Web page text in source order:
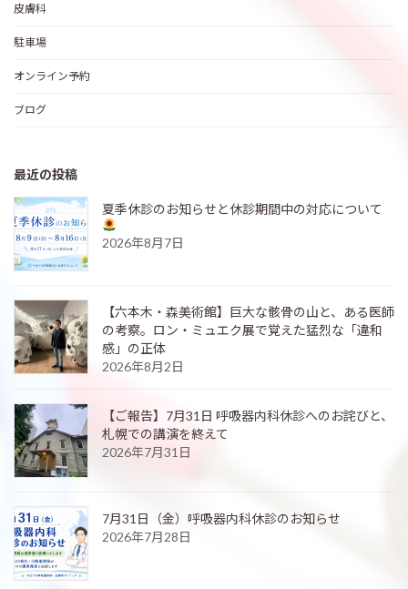
皮膚科
駐車場
オンライン予約
ブログ
最近の投稿
夏季休診のお知らせと休診期間中の対応について
2026年8月7日
【六本木・森美術館】巨大な骸骨の山と、ある医師
の考察。ロン・ミュエク展で覚えた猛烈な「違和
感」の正体
2026年8月2日
【ご報告】7月31日 呼吸器内科休診へのお詫びと、
札幌での講演を終えて
2026年7月31日
7月31日（金）呼吸器内科休診のお知らせ
2026年7月28日